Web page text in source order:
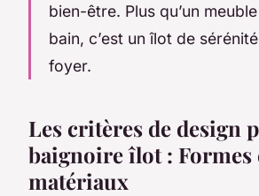
bien-être. Plus qu’un
bain, c’est un îlot de
foyer.
Les critères de design
baignoire îlot : Formes
matériaux